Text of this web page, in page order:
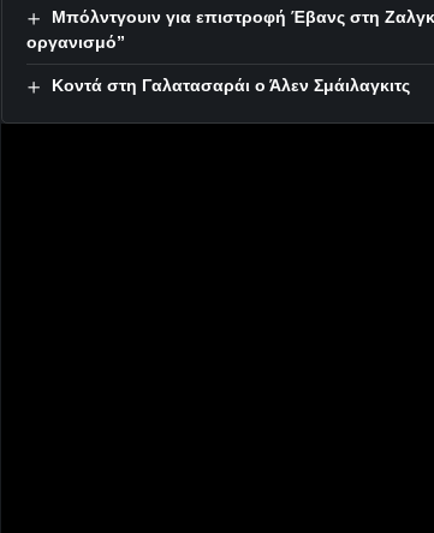
Μπόλντγουιν για επιστροφή Έβανς στη
οργανισμό”
Κοντά στη Γαλατασαράι ο Άλεν Σμάιλαγκιτς